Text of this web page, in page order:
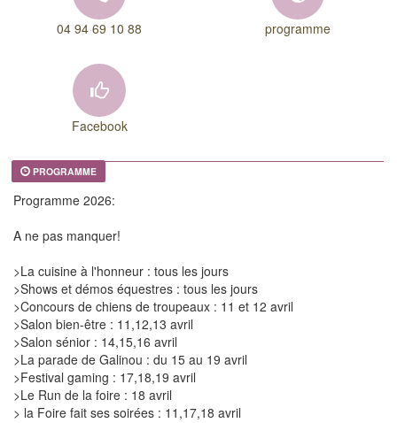
04 94 69 10 88 programme
Facebook
PROGRAMME
Programme 2026:
A ne pas manquer!
>La cuisine à l'honneur : tous les jours
>Shows et démos équestres : tous les jours
>Concours de chiens de troupeaux : 11 et 12 avril
>Salon bien-être : 11,12,13 avril
>Salon sénior : 14,15,16 avril
>La parade de Galinou : du 15 au 19 avril
>Festival gaming : 17,18,19 avril
>Le Run de la foire : 18 avril
> la Foire fait ses soirées : 11,17,18 avril